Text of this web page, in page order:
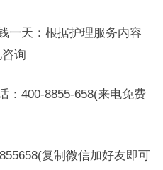
天：根据护理服务内容
询
400-8855-658(来电免费
复制微信加好友即可